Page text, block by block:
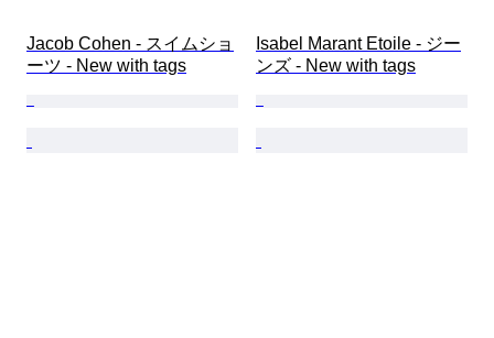
Jacob Cohen - スイムショ
ーツ - New with tags
Isabel Marant Etoile - ジー
ンズ - New with tags